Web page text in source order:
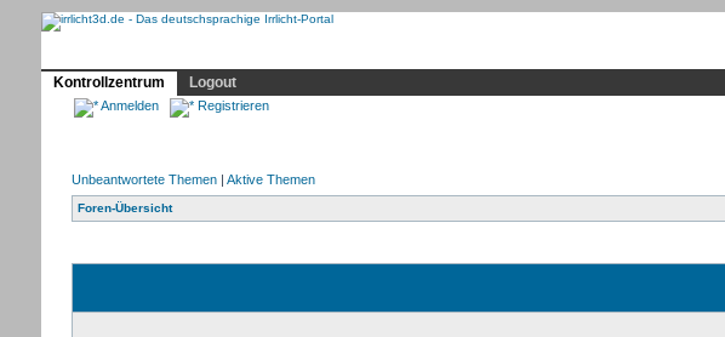
Kontrollzentrum
Logout
Anmelden Registrieren
Unbeantwortete Themen| Aktive Themen
Foren-Übersicht